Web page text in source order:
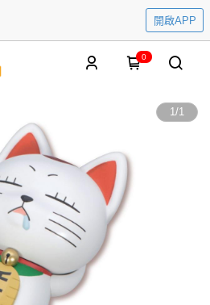
開啟APP
0
1/1